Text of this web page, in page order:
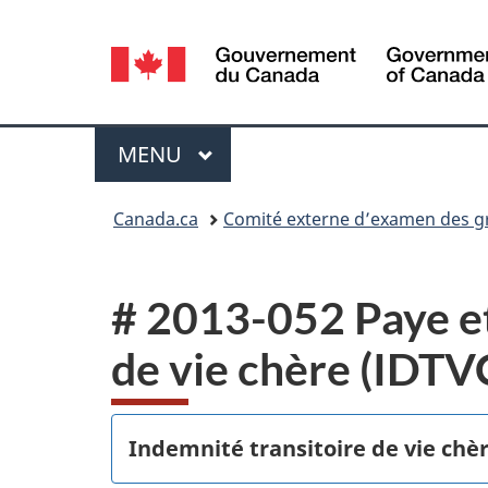
Sélection
de
la
langue
Menu
MENU PRINCIPAL
Canada.ca Comité externe d’examen des
# 2013-052 Paye
de vie chère
Indemnité transitoire de vie